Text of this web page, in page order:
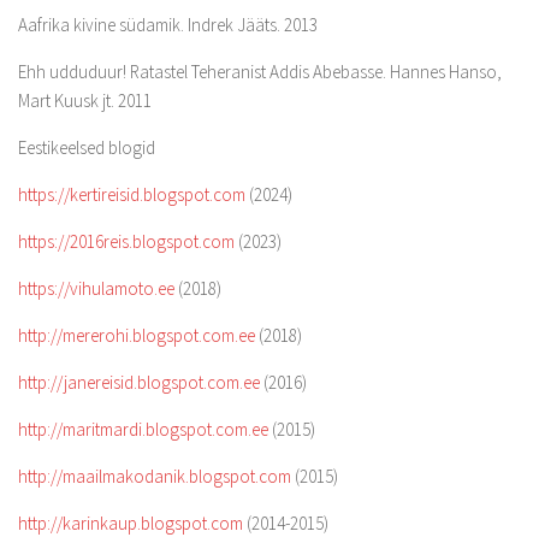
Aafrika kivine südamik. Indrek Jääts. 2013
Ehh udduduur! Ratastel Teheranist Addis Abebasse. Hannes Hanso,
Mart Kuusk jt. 2011
Eestikeelsed blogid
https://kertireisid.blogspot.com (2024)
https://2016reis.blogspot.com (2023)
https://vihulamoto.ee (2018)
http://mererohi.blogspot.com.ee (2018)
http://janereisid.blogspot.com.ee (2016)
http://maritmardi.blogspot.com.ee (2015)
http://maailmakodanik.blogspot.com (2015)
http://karinkaup.blogspot.com (2014-2015)